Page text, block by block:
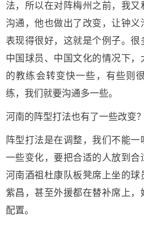
法，所以在对阵梅州之前，我
沟通，他也做出了改变，让钟
表现得很好，这就是个例子。
中国球员、中国文化的情况下
的教练会转变快一些，有些则
练，我们就要沟通多一些。
河南的阵型打法也有了一些改变？
阵型打法是在调整，我们不能
一些变化，要把合适的人放到
河南酒祖杜康队板凳席上坐的
紫昌，甚至外援都在替补席上，
配置。